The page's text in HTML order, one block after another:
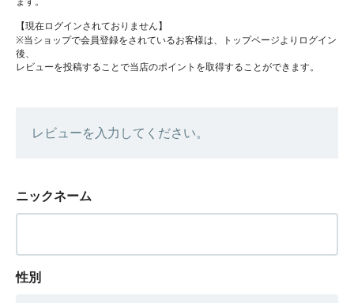
【現在ログインされておりません】
※当ショップで会員登録をされているお客様は、トップページよりログイン
後、
レビューを投稿することで当店のポイントを取得することができます。
レビューを入力してください。
ニックネーム
性別